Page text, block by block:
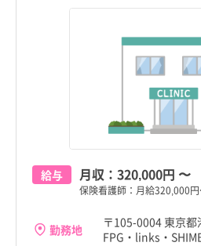
給与 月収： 320,000円 〜
保険看護師：月給320,000
勤務地
〒105-0004 東京
FPG・links・